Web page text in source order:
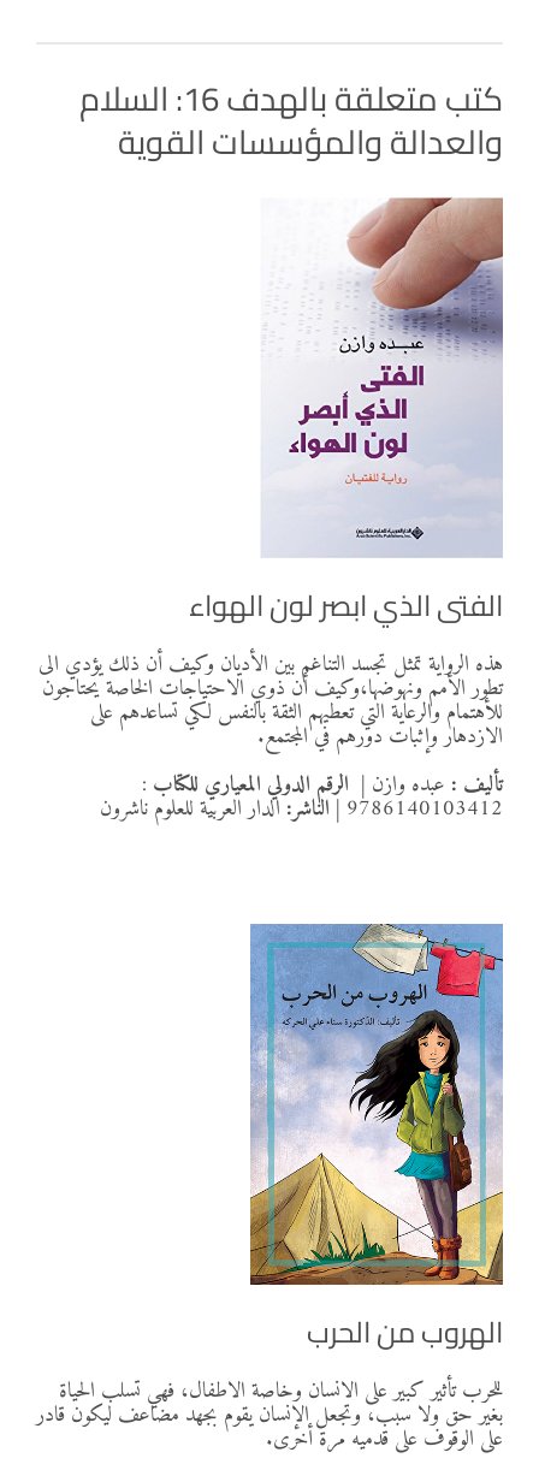
كتب متعلقة بالهدف 16: السلام
والعدالة والمؤسسات القوية
الفتى الذي ابصر لون الهواء
هذه الرواية تمثل تجسد التناغم بين الأديان وكيف أن ذلك يؤدي الى
تطور الأمم ونهوضها،وكيف أن ذوي الاحتياجات الخاصة يحتاجون
للأهتمام والرعاية التي تعطيهم الثقة بالنفس لكي تساعدهم على
الازدهار وإثبات دورهم في المجتمع.
تأليف : عبده وازن | الرقم الدولي المعياري للكتاب :
9786140103412 | الناشر:الدار العربية للعلوم ناشرون
الهروب من الحرب
للحرب تأثير كبير على الانسان وخاصة الاطفال، فهي تسلب الحياة
بغير حق ولا سبب، وتجعل الإنسان يقوم بجهد مضاعف ليكون قادر
على الوقوف على قدميه مرة أخرى.